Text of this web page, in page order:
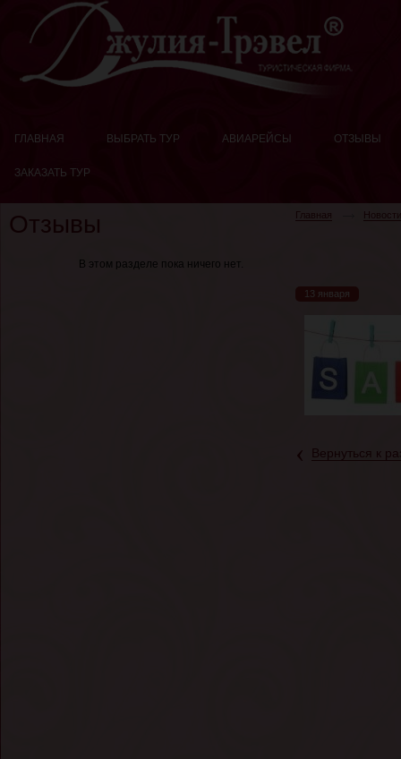
ГЛАВНАЯ ВЫБРАТЬ ТУР АВИАРЕЙСЫ ОТЗЫВЫ
ЗАКАЗАТЬ ТУР
Отзывы
В этом разделе пока ничего нет.
Главная Новости
13 января
‹ Вернуться к